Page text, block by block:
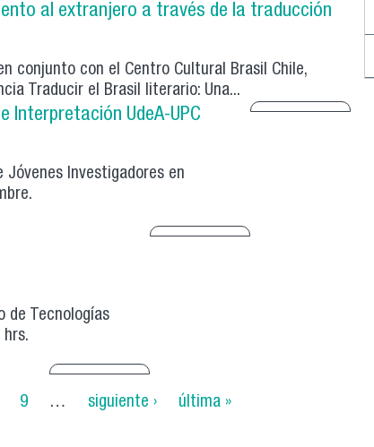
al extranjero a través de la traducción
conjunto con el Centro Cultural Brasil Chile,
Traducir el Brasil literario: Una...
Interpretación UdeA-UPC
Investigadores en
de Tecnologías
9 … siguiente › última »